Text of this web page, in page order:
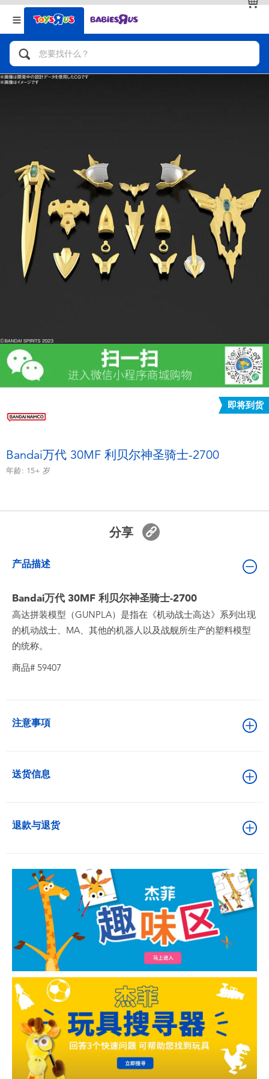
返回
分类目录
人气英雄，角色扮演，射击玩具
玩具车，货车，火车及遥控系列
手工艺，文具，蜡笔，泥胶，画板
娃娃，芭比，收藏公仔
电子玩具
益智学习玩具
户外及运动产品
派对用品
模仿，化妆及造型系列
夏日
新登场
玩具促销
返回
品牌
查看全部
即将到货
Bandai万代 30MF 利贝尔神圣骑士-2700
年龄: 15+ 岁
分享
产品描述
Bandai万代 30MF 利贝尔神圣骑士-2700
高达拼装模型（GUNPLA）是指在《机动战士高达》系列出现
的机动战士、MA、其他的机器人以及战舰所生产的塑料模型
的统称。
商品# 59407
注意事項
送货信息
退款与退货